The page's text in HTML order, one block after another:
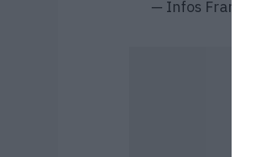
— Infos